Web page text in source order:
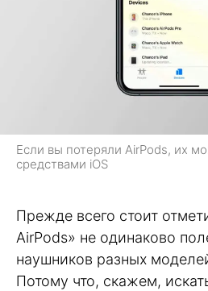
Если вы потеряли AirPods, их
средствами iOS
Прежде всего стоит
AirPods» не одинаково
наушников разных
Потому что, скажем,